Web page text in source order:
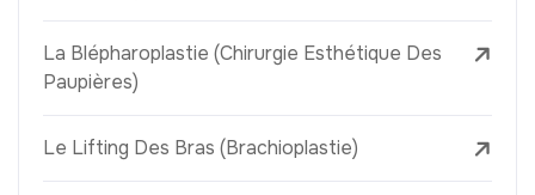
La Blépharoplastie (Chirurgie Esthétique Des
Paupières)
Le Lifting Des Bras (Brachioplastie)